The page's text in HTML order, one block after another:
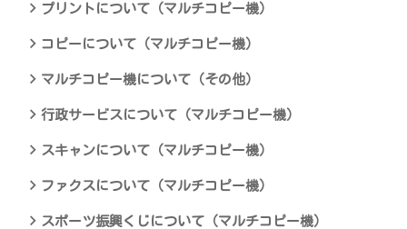
プリントについて（マルチコピー機）
コピーについて（マルチコピー機）
マルチコピー機について（その他）
行政サービスについて（マルチコピー機）
スキャンについて（マルチコピー機）
ファクスについて（マルチコピー機）
スポーツ振興くじについて（マルチコピー機）